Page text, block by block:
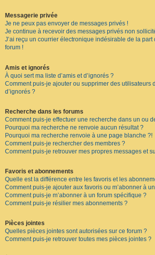
Messagerie privée
Je ne peux pas envoyer de messages privés !
Je continue à recevoir des messages privés non
J’ai reçu un courrier électronique indésirable de la part
forum !
Amis et ignorés
À quoi sert ma liste d’amis et d’ignorés ?
Comment puis-je ajouter ou supprimer des utilisateurs
d’ignorés ?
Recherche dans les forums
Comment puis-je effectuer une recherche dans un ou
Pourquoi ma recherche ne renvoie aucun résultat ?
Pourquoi ma recherche renvoie à une page blanche ?!
Comment puis-je rechercher des membres ?
Comment puis-je retrouver mes propres messages et
Favoris et abonnements
Quelle est la différence entre les favoris et les
Comment puis-je ajouter aux favoris ou m’abonner à
Comment puis-je m’abonner à un forum spécifique ?
Comment puis-je résilier mes abonnements ?
Pièces jointes
Quelles pièces jointes sont autorisées sur ce forum ?
Comment puis-je retrouver toutes mes pièces jointes ?